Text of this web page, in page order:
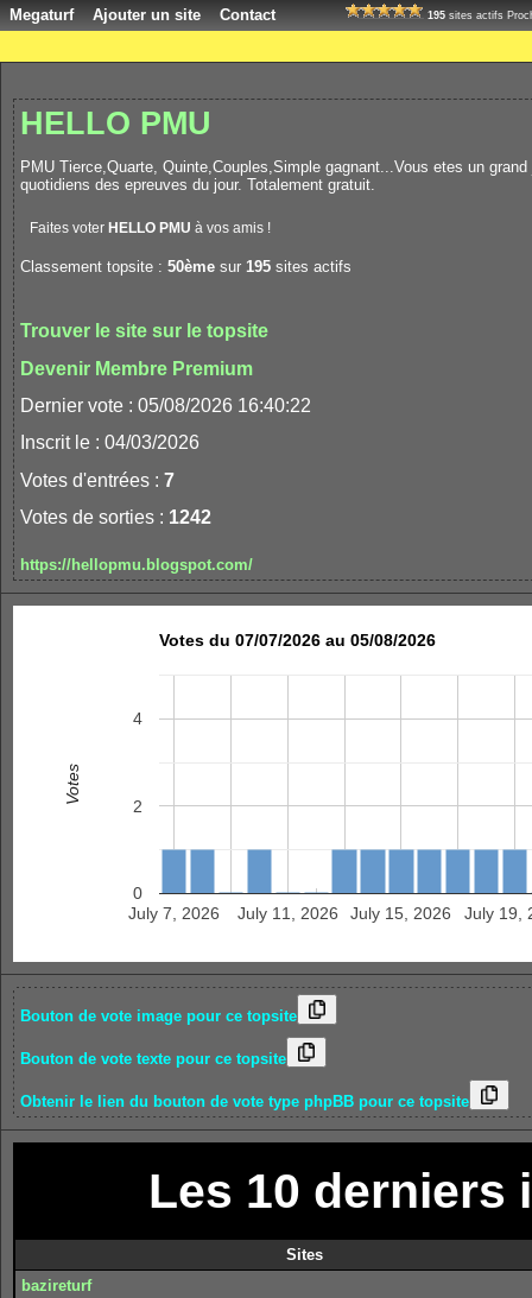
Megaturf Ajouter un site Contact 195 sites actifs
HELLO PMU
PMU Tierce,Quarte, Quinte,Couples,Simple gagnant...Vous etes un
quotidiens des epreuves du jour. Totalement gratuit.
Faites voter HELLO PMU à vos amis !
Classement topsite : 50ème sur 195 sites actifs
Trouver le site sur le topsite
Devenir Membre Premium
Dernier vote : 05/08/2026 16:40:22
Inscrit le : 04/03/2026
Votes d'entrées : 7
Votes de sorties : 1242
https://hellopmu.blogspot.com/
Votes du 07/07/2026 au 05/08/2026
July 7, 2026 July 11, 2026 July 15, 2026 July 19,
0
2
4
Votes
Bouton de vote image pour ce topsite
Bouton de vote texte pour ce topsite
Obtenir le lien du bouton de vote type phpBB pour ce topsite
Les 10
Sites
bazireturf